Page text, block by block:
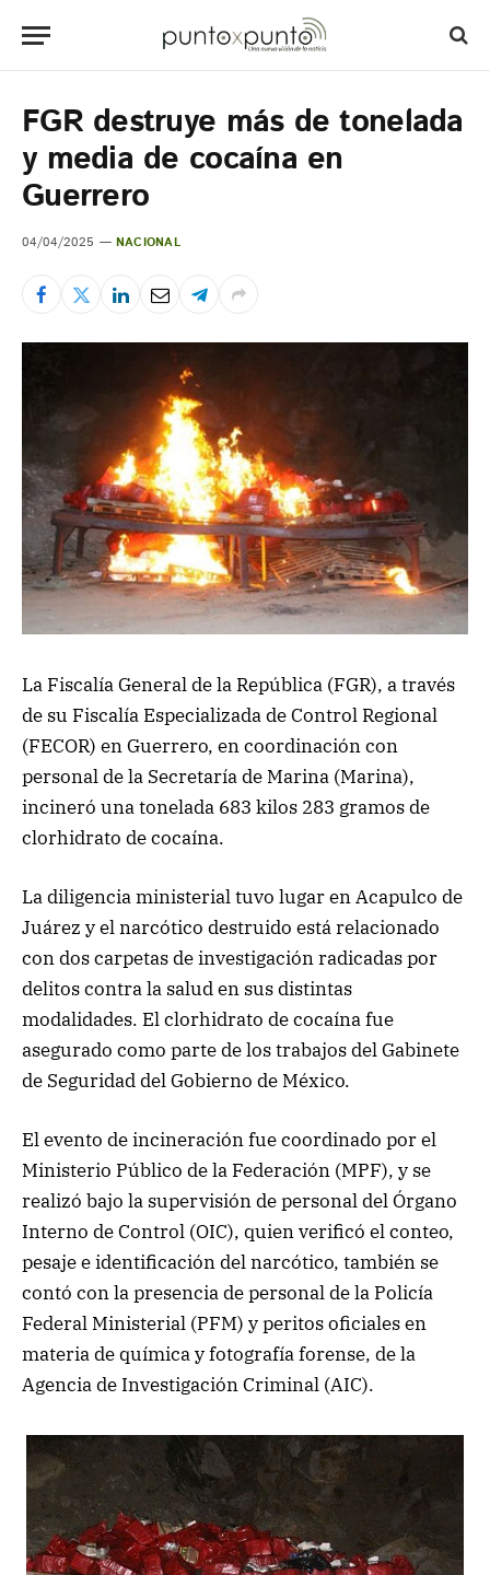
FGR destruye más de tonelada
y media de cocaína en
Guerrero
04/04/2025 NACIONAL
La Fiscalía General de la República (FGR), a través
de su Fiscalía Especializada de Control Regional
(FECOR) en Guerrero, en coordinación con
personal de la Secretaría de Marina (Marina),
incineró una tonelada 683 kilos 283 gramos de
clorhidrato de cocaína.
La diligencia ministerial tuvo lugar en Acapulco de
Juárez y el narcótico destruido está relacionado
con dos carpetas de investigación radicadas por
delitos contra la salud en sus distintas
modalidades. El clorhidrato de cocaína fue
asegurado como parte de los trabajos del Gabinete
de Seguridad del Gobierno de México.
El evento de incineración fue coordinado por el
Ministerio Público de la Federación (MPF), y se
realizó bajo la supervisión de personal del Órgano
Interno de Control (OIC), quien verificó el conteo,
pesaje e identificación del narcótico, también se
contó con la presencia de personal de la Policía
Federal Ministerial (PFM) y peritos oficiales en
materia de química y fotografía forense, de la
Agencia de Investigación Criminal (AIC).